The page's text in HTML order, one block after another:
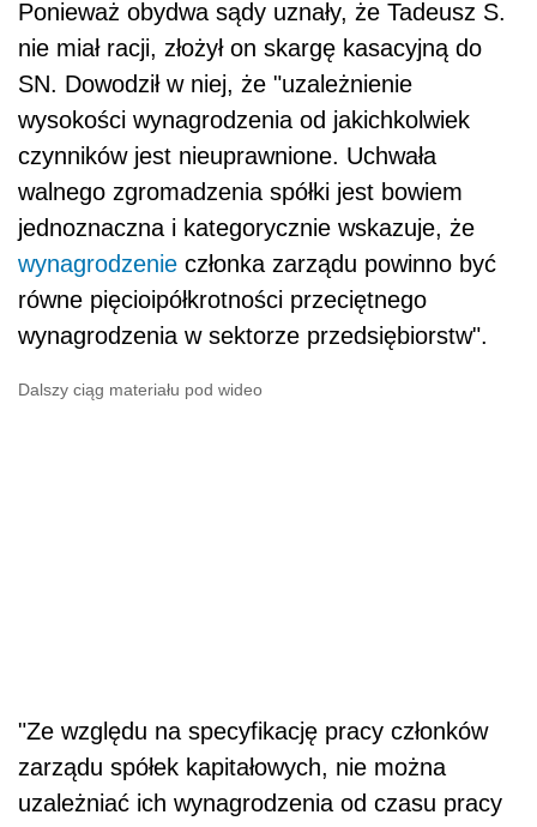
Ponieważ obydwa sądy uznały, że Tadeusz S.
nie miał racji, złożył on skargę kasacyjną do
SN. Dowodził w niej, że "uzależnienie
wysokości wynagrodzenia od jakichkolwiek
czynników jest nieuprawnione. Uchwała
walnego zgromadzenia spółki jest bowiem
jednoznaczna i kategorycznie wskazuje, że
wynagrodzenie członka zarządu powinno być
równe pięcioipółkrotności przeciętnego
wynagrodzenia w sektorze przedsiębiorstw".
Dalszy ciąg materiału pod wideo
"Ze względu na specyfikację pracy członków
zarządu spółek kapitałowych, nie można
uzależniać ich wynagrodzenia od czasu pracy